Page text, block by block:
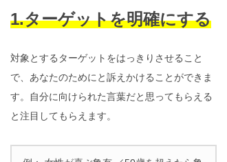
1.ターゲットを明確にする
対象とするターゲットをはっきりさせること
で、あなたのためにと訴えかけることができま
す。自分に向けられた言葉だと思ってもらえる
と注目してもらえます。